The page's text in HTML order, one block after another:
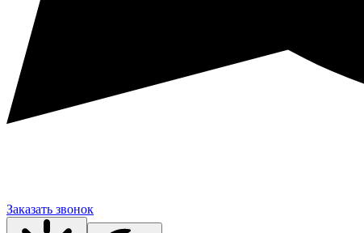
Заказать звонок